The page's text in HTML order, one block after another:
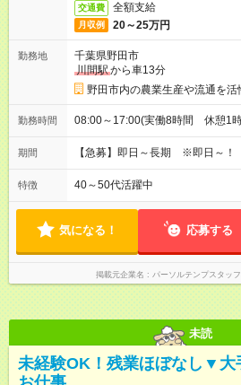
交通費 全額支給
月収例 20～25万円
勤務地
千葉県野田市
川間駅から車13分
野田市内の農業生産や流通を活
勤務時間 08:00～17:00(実働8時間 休憩1
期間 【急募】即日～長期 ※即日～！
特徴 40～50代活躍中
気になる！ 応募する
掲載元企業名 パーソルテンプスタッ
未読
未経験OK！残業ほぼなし▼大